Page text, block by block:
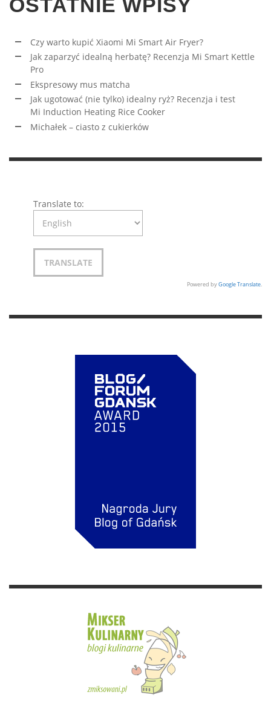
OSTATNIE WPISY
Czy warto kupić Xiaomi Mi Smart Air Fryer?
Jak zaparzyć idealną herbatę? Recenzja Mi Smart Kettle
Pro
Ekspresowy mus matcha
Jak ugotować (nie tylko) idealny ryż? Recenzja i test
Mi Induction Heating Rice Cooker
Michałek – ciasto z cukierków
Translate to:
Powered byGoogle Translate.